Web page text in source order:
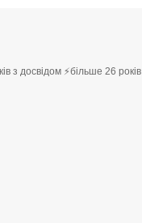
з досвідом ⚡більше 26 років